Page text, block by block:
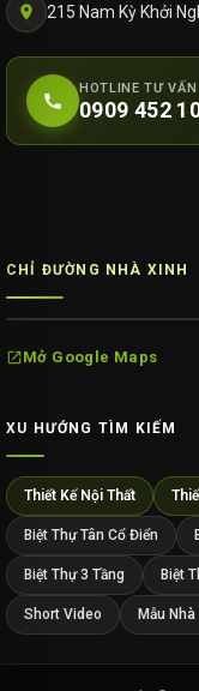
215 Nam Kỳ Khởi
HOTLINE TƯ VẤN
0909 452
CHỈ ĐƯỜNG NHÀ XINH
Mở Google Maps
XU HƯỚNG TÌM KIẾM
Thiết Kế Nội Thất
Biệt Thự Tân Cổ Điển
Biệt Thự 3 Tầng Biệt
Short Video Mẫu Nhà